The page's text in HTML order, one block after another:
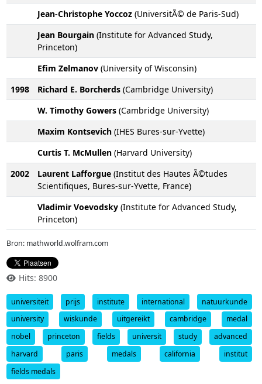
Jean-Christophe Yoccoz(UniversitÃ© de Paris-Sud)
Jean Bourgain(Institute for Advanced Study,
Princeton)
Efim Zelmanov(University of Wisconsin)
1998
Richard E. Borcherds(Cambridge University)
W. Timothy Gowers(Cambridge University)
Maxim Kontsevich(IHES Bures-sur-Yvette)
Curtis T. McMullen(Harvard University)
2002
Laurent Lafforgue(Institut des Hautes Ã©tudes
Scientifiques, Bures-sur-Yvette, France)
Vladimir Voevodsky(Institute for Advanced Study,
Princeton)
Bron: mathworld.wolfram.com
Hits: 8900
universiteit prijs institute international
natuurkunde
university
wiskunde uitgereikt cambridge
medal
nobel
princeton fields universit study
advanced
harvard
paris medals california
institut
fields medals